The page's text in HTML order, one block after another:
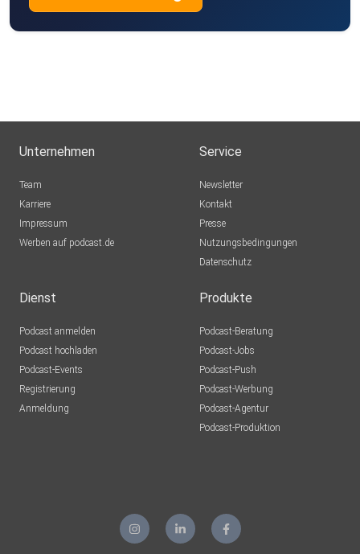
Unternehmen
Team
Karriere
Impressum
Werben auf podcast.de
Service
Newsletter
Kontakt
Presse
Nutzungsbedingungen
Datenschutz
Dienst
Podcast anmelden
Podcast hochladen
Podcast-Events
Registrierung
Anmeldung
Produkte
Podcast-Beratung
Podcast-Jobs
Podcast-Push
Podcast-Werbung
Podcast-Agentur
Podcast-Produktion